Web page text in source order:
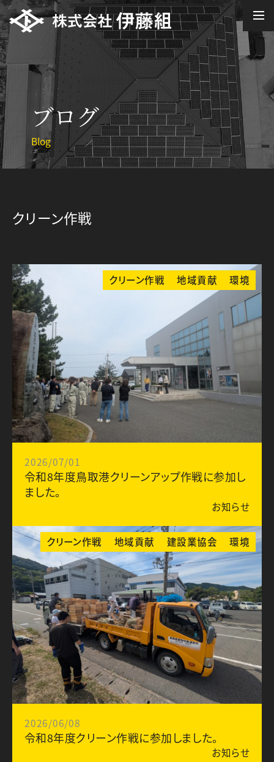
ブログ
Blog
クリーン作戦
お知らせ
2026/07/01
令和8年度鳥取港クリーンアップ作戦に参加し
ました。
クリーン作戦 地域貢献 環境
お知らせ
2026/06/08
令和8年度クリーン作戦に参加しました。
クリーン作戦 地域貢献 建設業協会 環境